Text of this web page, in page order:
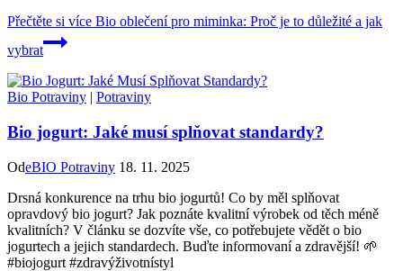
Přečtěte si více Bio oblečení pro miminka: Proč je to důležité a jak
vybrat
Bio Potraviny | Potraviny
Bio jogurt: Jaké musí splňovat standardy?
OdeBIO Potraviny 18. 11. 2025
Drsná konkurence na trhu bio jogurtů! Co by měl splňovat
opravdový bio jogurt? Jak poznáte kvalitní výrobek od těch méně
kvalitních? V článku se dozvíte vše, co potřebujete vědět o bio
jogurtech a jejich standardech. Buďte informovaní a zdravější! 🌱
#biojogurt #zdravýživotnístyl